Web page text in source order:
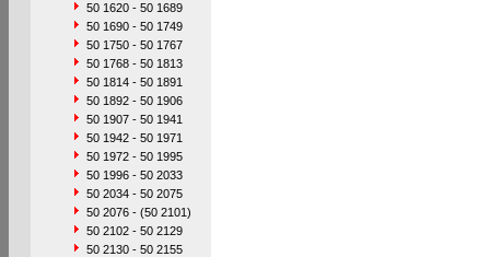
50 1620 - 50 1689
50 1690 - 50 1749
50 1750 - 50 1767
50 1768 - 50 1813
50 1814 - 50 1891
50 1892 - 50 1906
50 1907 - 50 1941
50 1942 - 50 1971
50 1972 - 50 1995
50 1996 - 50 2033
50 2034 - 50 2075
50 2076 - (50 2101)
50 2102 - 50 2129
50 2130 - 50 2155